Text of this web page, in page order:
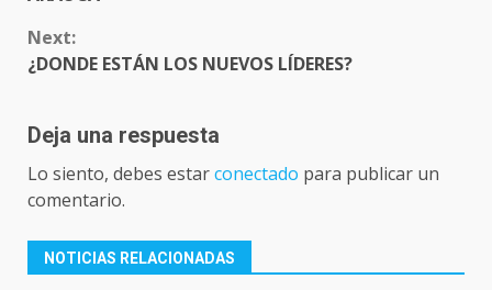
Next:
¿DONDE ESTÁN LOS NUEVOS LÍDERES?
Deja una respuesta
Lo siento, debes estarconectado para publicar un
comentario.
NOTICIAS RELACIONADAS